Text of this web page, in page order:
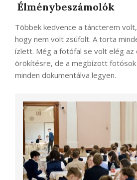
Élménybeszámolók
Többek kedvence a táncterem
hogy nem volt zsúfolt. A torta
ízlett. Még a fotófal se volt elég az
örökítésre, de a megbízott
minden dokumentálva legyen.